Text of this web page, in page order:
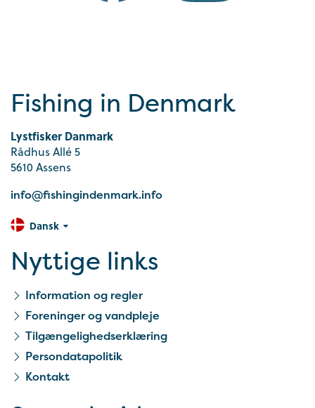
Fishing in Denmark
Lystfisker Danmark
Rådhus Allé 5
5610 Assens
info@fishingindenmark.info
Dansk
Nyttige links
Information og regler
Foreninger og vandpleje
Tilgængelighedserklæring
Persondatapolitik
Kontakt